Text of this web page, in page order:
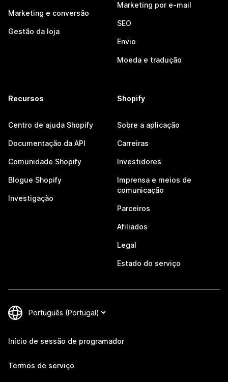
Marketing e conversão
Gestão da loja
Marketing por e-mail
SEO
Envio
Moeda e tradução
Recursos
Centro de ajuda Shopify
Documentação da API
Comunidade Shopify
Blogue Shopify
Investigação
Shopify
Sobre a aplicação
Carreiras
Investidores
Imprensa e meios de
comunicação
Parceiros
Afiliados
Legal
Estado do serviço
Início de sessão de programador
Termos de serviço